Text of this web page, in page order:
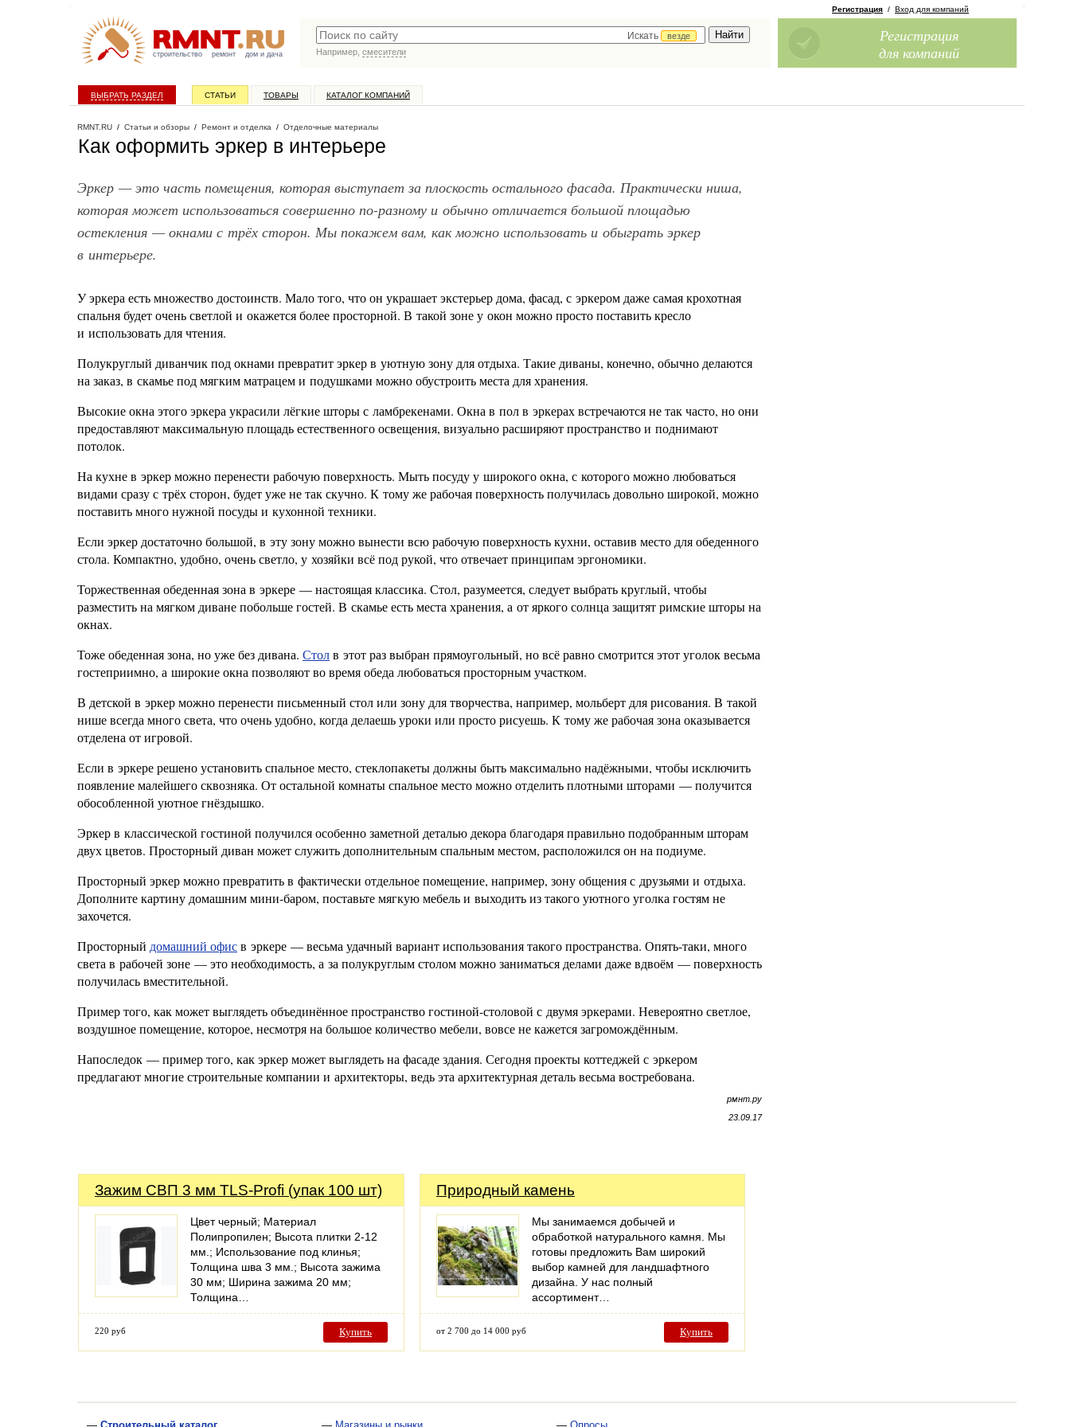
строительство ремонт дом и дача
Искать
везде
Например, смесители
Регистрация / Вход для компаний
Регистрация
для компаний
ВЫБРАТЬ РАЗДЕЛ СТАТЬИ ТОВАРЫ КАТАЛОГ КОМПАНИЙ
RMNT.RU / Статьи и обзоры / Ремонт и отделка / Отделочные материалы
Как оформить эркер в интерьере
Эркер — это часть помещения, которая выступает за плоскость остального фасада. Практически ниша,
которая может использоваться совершенно по-разному и обычно отличается большой площадью
остекления — окнами с трёх сторон. Мы покажем вам, как можно использовать и обыграть эркер
в интерьере.
У эркера есть множество достоинств. Мало того, что он украшает экстерьер дома, фасад, с эркером даже самая крохотная
спальня будет очень светлой и окажется более просторной. В такой зоне у окон можно просто поставить кресло
и использовать для чтения.
Полукруглый диванчик под окнами превратит эркер в уютную зону для отдыха. Такие диваны, конечно, обычно делаются
на заказ, в скамье под мягким матрацем и подушками можно обустроить места для хранения.
Высокие окна этого эркера украсили лёгкие шторы с ламбрекенами. Окна в пол в эркерах встречаются не так часто, но они
предоставляют максимальную площадь естественного освещения, визуально расширяют пространство и поднимают
потолок.
На кухне в эркер можно перенести рабочую поверхность. Мыть посуду у широкого окна, с которого можно любоваться
видами сразу с трёх сторон, будет уже не так скучно. К тому же рабочая поверхность получилась довольно широкой, можно
поставить много нужной посуды и кухонной техники.
Если эркер достаточно большой, в эту зону можно вынести всю рабочую поверхность кухни, оставив место для обеденного
стола. Компактно, удобно, очень светло, у хозяйки всё под рукой, что отвечает принципам эргономики.
Торжественная обеденная зона в эркере — настоящая классика. Стол, разумеется, следует выбрать круглый, чтобы
разместить на мягком диване побольше гостей. В скамье есть места хранения, а от яркого солнца защитят римские шторы на
окнах.
Тоже обеденная зона, но уже без дивана. Столв этот раз выбран прямоугольный, но всё равно смотрится этот уголок весьма
гостеприимно, а широкие окна позволяют во время обеда любоваться просторным участком.
В детской в эркер можно перенести письменный стол или зону для творчества, например, мольберт для рисования. В такой
нише всегда много света, что очень удобно, когда делаешь уроки или просто рисуешь. К тому же рабочая зона оказывается
отделена от игровой.
Если в эркере решено установить спальное место, стеклопакеты должны быть максимально надёжными, чтобы исключить
появление малейшего сквозняка. От остальной комнаты спальное место можно отделить плотными шторами — получится
обособленной уютное гнёздышко.
Эркер в классической гостиной получился особенно заметной деталью декора благодаря правильно подобранным шторам
двух цветов. Просторный диван может служить дополнительным спальным местом, расположился он на подиуме.
Просторный эркер можно превратить в фактически отдельное помещение, например, зону общения с друзьями и отдыха.
Дополните картину домашним мини-баром, поставьте мягкую мебель и выходить из такого уютного уголка гостям не
захочется.
Просторный домашний офисв эркере — весьма удачный вариант использования такого пространства. Опять-таки, много
света в рабочей зоне — это необходимость, а за полукруглым столом можно заниматься делами даже вдвоём — поверхность
получилась вместительной.
Пример того, как может выглядеть объединённое пространство гостиной-столовой с двумя эркерами. Невероятно светлое,
воздушное помещение, которое, несмотря на большое количество мебели, вовсе не кажется загромождённым.
Напоследок — пример того, как эркер может выглядеть на фасаде здания. Сегодня проекты коттеджей с эркером
предлагают многие строительные компании и архитекторы, ведь эта архитектурная деталь весьма востребована.
рмнт.ру
23.09.17
Зажим СВП 3 мм TLS-Profi (упак 100 шт)
Цвет черный; Материал
Полипропилен; Высота плитки 2-12
мм.; Использование под клинья;
Толщина шва 3 мм.; Высота зажима
30 мм; Ширина зажима 20 мм;
Толщина…
220 руб Купить
Природный камень
Мы занимаемся добычей и
обработкой натурального камня. Мы
готовы предложить Вам широкий
выбор камней для ландшафтного
дизайна. У нас полный
ассортимент…
от 2 700 до 14 000 руб Купить